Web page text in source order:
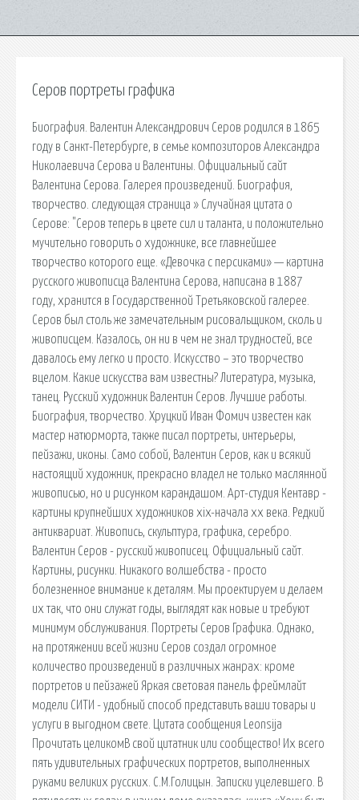
Серов портреты графика
Биография. Валентин Александрович Серов родился в 1865
году в Санкт-Петербурге, в семье композиторов Александра
Николаевича Серова и Валентины. Официальный сайт
Валентина Серова. Галерея произведений. Биография,
творчество. следующая страница » Случайная цитата о
Серове: "Серов теперь в цвете сил и таланта, и положительно
мучительно говорить о художнике, все главнейшее
творчество которого еще. «Девочка с персиками» — картина
русского живописца Валентина Серова, написана в 1887
году, хранится в Государственной Третьяковской галерее.
Серов был столь же замечательным рисовальщиком, сколь и
живописцем. Казалось, он ни в чем не знал трудностей, все
давалось ему легко и просто. Искусство – это творчество
вцелом. Какие искусства вам известны? Литература, музыка,
танец. Русский художник Валентин Серов. Лучшие работы.
Биография, творчество. Хруцкий Иван Фомич известен как
мастер натюрморта, также писал портреты, интерьеры,
пейзажи, иконы. Само собой, Валентин Серов, как и всякий
настоящий художник, прекрасно владел не только маслянной
живописью, но и рисунком карандашом. Арт-студия Кентавр -
картины крупнейших художников xix-начала xx века. Редкий
антиквариат. Живопись, скульптура, графика, серебро.
Валентин Серов - русский живописец. Официальный сайт.
Картины, рисунки. Никакого волшебства - просто
болезненное внимание к деталям. Мы проектируем и делаем
их так, что они служат годы, выглядят как новые и требуют
минимум обслуживания. Портреты Серов Графика. Однако,
на протяжении всей жизни Серов создал огромное
количество произведений в различных жанрах: кроме
портретов и пейзажей Яркая световая панель фреймлайт
модели СИТИ - удобный способ представить ваши товары и
услуги в выгодном свете. Цитата сообщения Leonsija
Прочитать целикомВ свой цитатник или сообщество! Их всего
пять удивительных графических портретов, выполненных
руками великих русских. С.М.Голицын. Записки уцелевшего. В